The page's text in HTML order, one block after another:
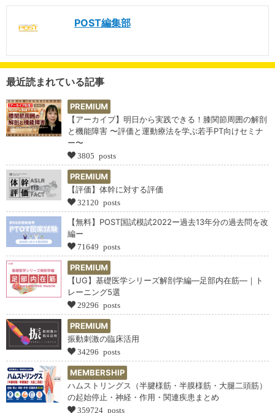
POST編集部
最近読まれている記事
PREMIUM
【アーカイブ】明日から実践できる！膝関節周囲の解剖
と機能障害 〜評価と運動療法を学ぶ若手PT向けセミナ
ー〜
3805 posts
PREMIUM
【評価】体幹に対する評価
32120 posts
【無料】POST国試模試2022ー過去13年分の過去問を改
編ー
71649 posts
PREMIUM
【UG】基礎医学シリーズ解剖学編―足部内在筋―｜ト
レーニング5選
29296 posts
PREMIUM
振動刺激の臨床活用
34296 posts
MEMBERSHIP
ハムストリングス（半腱様筋・半膜様筋・大腿二頭筋）
の起始停止・神経・作用・関連疾患まとめ
359724 posts